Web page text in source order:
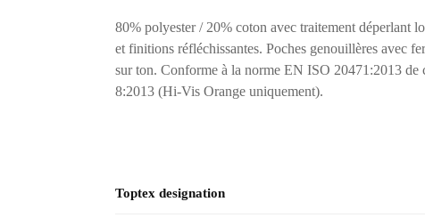
80% polyester / 20% coton avec traitement déperlant
et finitions réfléchissantes. Poches genouillères avec
sur ton. Conforme à la norme EN ISO 20471:2013
8:2013 (Hi-Vis Orange uniquement).
Toptex designation